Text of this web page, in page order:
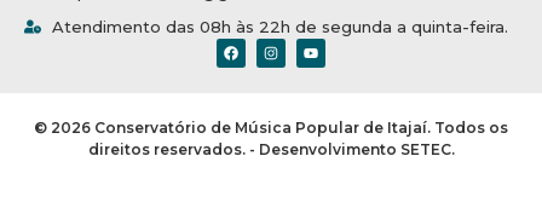
Atendimento das 08h às 22h de segunda a quinta-feira.
© 2026 Conservatório de Música Popular de Itajaí. Todos os
direitos reservados. - Desenvolvimento SETEC.